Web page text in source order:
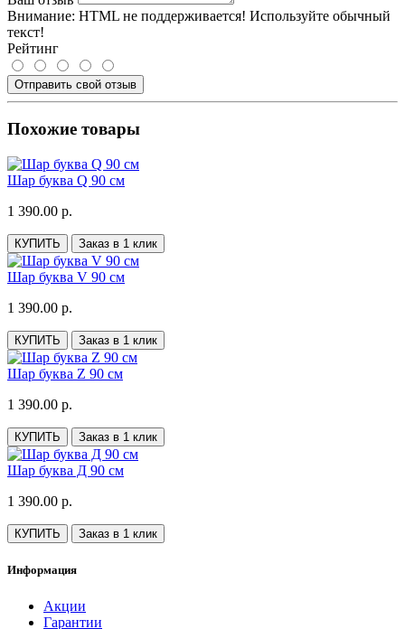
Внимание: HTML не поддерживается! Используйте обычный
текст!
Рейтинг
Отправить свой отзыв
Похожие товары
Шар буква Q 90 см
1 390.00 р.
КУПИТЬ Заказ в 1 клик
Шар буква V 90 см
1 390.00 р.
КУПИТЬ Заказ в 1 клик
Шар буква Z 90 см
1 390.00 р.
КУПИТЬ Заказ в 1 клик
Шар буква Д 90 см
1 390.00 р.
КУПИТЬ Заказ в 1 клик
Информация
Акции
Гарантии